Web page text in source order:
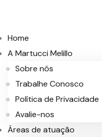
Home
A Martucci Melillo
Sobre nós
Trabalhe Conosco
Política de Privacidade
Avalie-nos
Áreas de atuação